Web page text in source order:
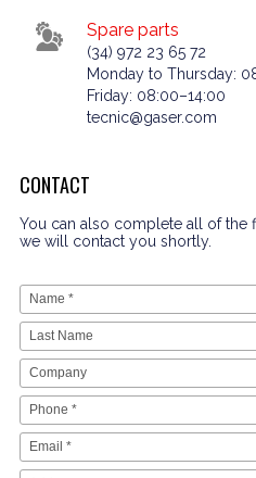
Spare parts
(34) 972 23 65 72
Monday to Thursday:
Friday: 08:00–14:00
tecnic@gaser.com
CONTACT
You can also complete all of the
we will contact you shortly.